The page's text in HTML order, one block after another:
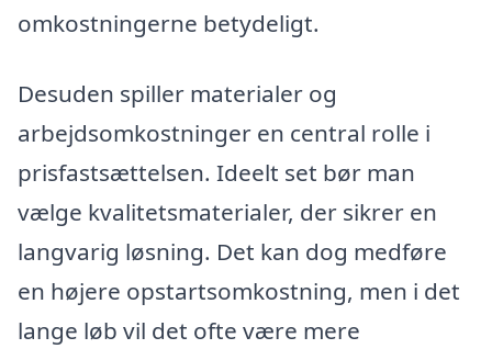
omkostningerne betydeligt.
Desuden spiller materialer og
arbejdsomkostninger en central rolle i
prisfastsættelsen. Ideelt set bør man
vælge kvalitetsmaterialer, der sikrer en
langvarig løsning. Det kan dog medføre
en højere opstartsomkostning, men i det
lange løb vil det ofte være mere